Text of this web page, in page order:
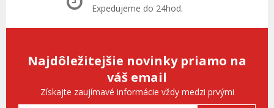
Expedujeme do 24hod.
Najdôležitejšie novinky priamo na
váš email
Získajte zaujímavé informácie vždy medzi prvými